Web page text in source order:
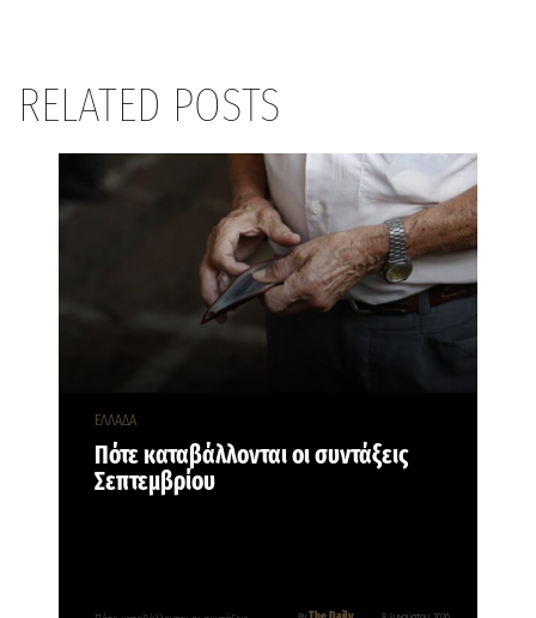
RELATED POSTS
ΕΛΛΑΔΑ
Πότε καταβάλλονται οι συντάξεις
Σεπτεμβρίου